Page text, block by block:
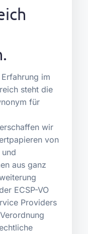
im
steht die
für
wir
von
aus ganz
ECSP-VO
Providers